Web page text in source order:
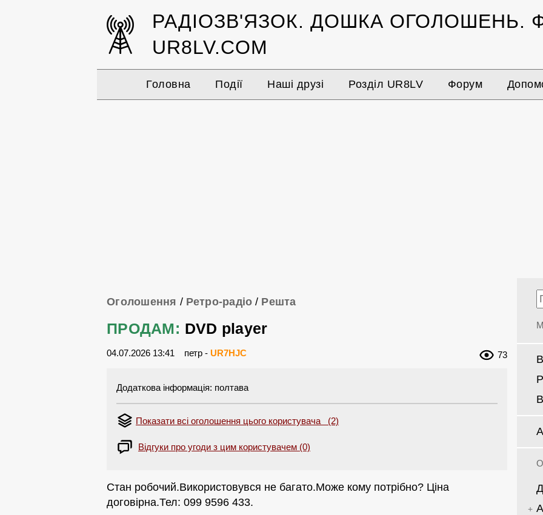
РАДІОЗВ'ЯЗОК. ДОШКА ОГОЛОШЕНЬ.
UR8LV.COM
Головна Події Наші друзі Розділ UR8LV Форум
Оголошення / Ретро-радіо / Решта
ПРОДАМ: DVD player
04.07.2026 13:41 петр - UR7HJC 73
Додаткова інформація: полтава
Показати всі оголошення цього користувача (2)
Відгуки про угоди з цим користувачем (0)
Стан робочий.Використовувся не багато.Може кому потрібно? Ціна
договірна.Тел: 099 9596 433.